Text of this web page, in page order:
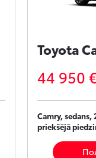
Toyota
44 950
Camry,
priekšējā